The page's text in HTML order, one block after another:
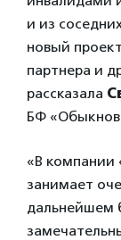
и из
новый
партнера и
рассказала
БФ
«В компании
занимает
дальнейшем